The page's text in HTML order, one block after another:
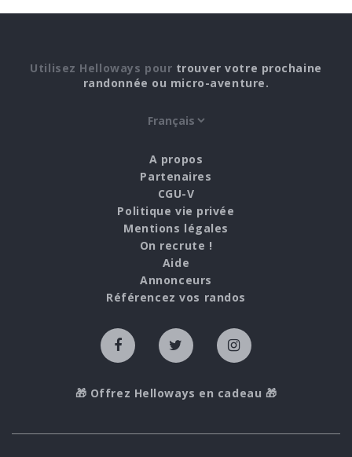
Utilisez Helloways pour trouver votre prochaine
randonnée ou micro-aventure.
A propos
Partenaires
CGU-V
Politique vie privée
Mentions légales
On recrute !
Aide
Annonceurs
Référencez vos randos
🎁 Offrez Helloways en cadeau 🎁